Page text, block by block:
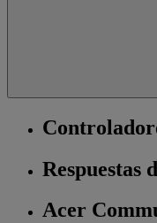
Respuestas
Acer